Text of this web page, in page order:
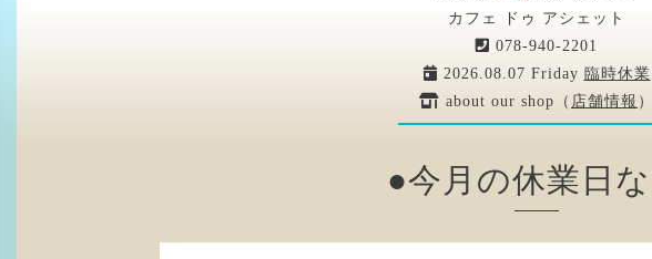
カフェ ドゥ アシェット
078-940-2201
2026.08.07 Friday 臨時休業
about our shop（ 店舗情報
●今月の休業日